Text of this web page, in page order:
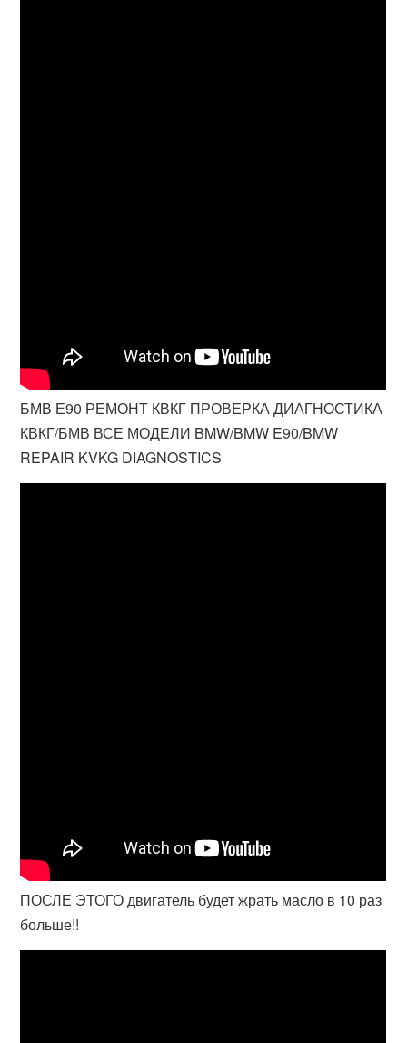
БМВ Е90 РЕМОНТ КВКГ ПРОВЕРКА ДИАГНОСТИКА
КВКГ/БМВ ВСЕ МОДЕЛИ BMW/BMW E90/BMW
REPAIR KVKG DIAGNOSTICS
ПОСЛЕ ЭТОГО двигатель будет жрать масло в 10 раз
больше!!